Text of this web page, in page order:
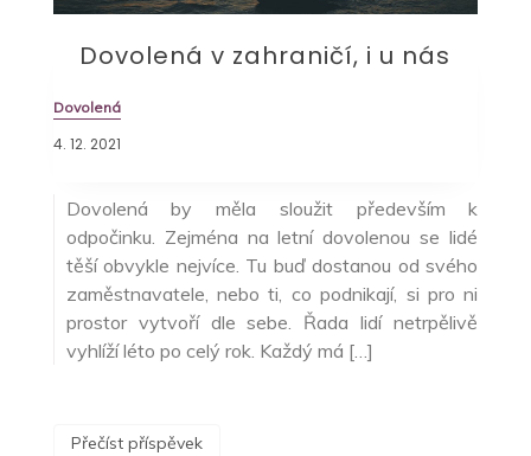
Dovolená v zahraničí, i u nás
Dovolená
4. 12. 2021
Dovolená by měla sloužit především k
odpočinku. Zejména na letní dovolenou se lidé
těší obvykle nejvíce. Tu buď dostanou od svého
zaměstnavatele, nebo ti, co podnikají, si pro ni
prostor vytvoří dle sebe. Řada lidí netrpělivě
vyhlíží léto po celý rok. Každý má […]
Přečíst příspěvek